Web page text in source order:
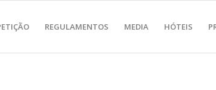
REGULAMENTOS MEDIA HÓTEIS